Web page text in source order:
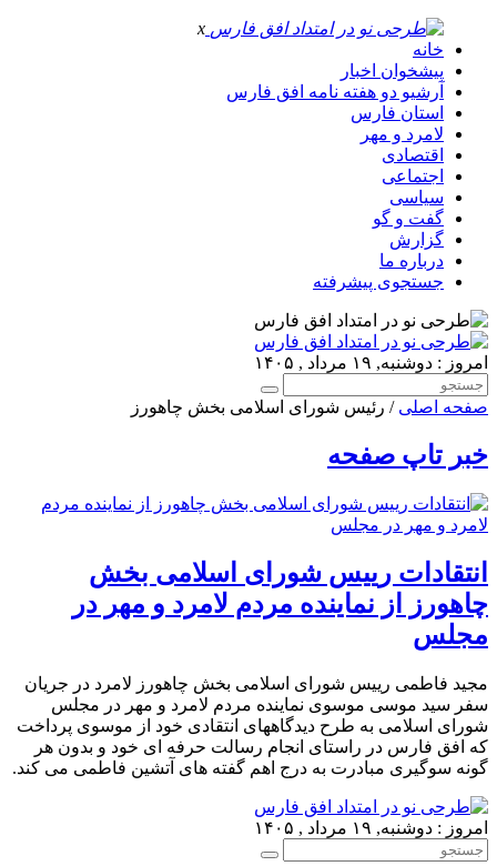
x
خانه
پیشخوان اخبار
آرشیو دو هفته نامه افق فارس
استان فارس
لامرد و مهر
اقتصادی
اجتماعی
سیاسی
گفت و گو
گزارش
درباره ما
جستجوی پیشرفته
امروز : دوشنبه, ۱۹ مرداد , ۱۴۰۵
صفحه اصلی / رئیس شورای اسلامی بخش چاهورز
خبر تاپ صفحه
انتقادات رییس شورای اسلامی بخش
چاهورز از نماینده مردم لامرد و مهر در
مجلس
مجید فاطمی رییس شورای اسلامی بخش چاهورز لامرد در جریان
سفر سید موسی موسوی نماینده مردم لامرد و مهر در مجلس
شورای اسلامی به طرح دیدگاههای انتقادی خود از موسوی پرداخت
که افق فارس در راستای انجام رسالت حرفه ای خود و بدون هر
گونه سوگیری مبادرت به درج اهم گفته های آتشین فاطمی می کند.
امروز : دوشنبه, ۱۹ مرداد , ۱۴۰۵